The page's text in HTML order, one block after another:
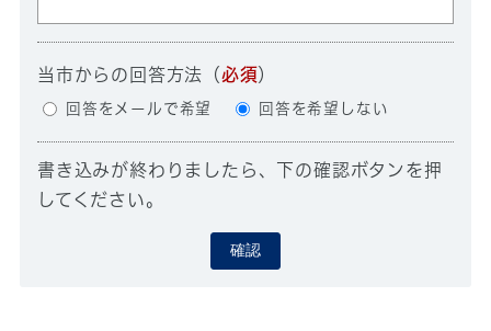
当市からの回答方法 （必須）
回答をメールで希望 回答を希望しない
書き込みが終わりましたら、下の確認ボタンを押
してください。
確認